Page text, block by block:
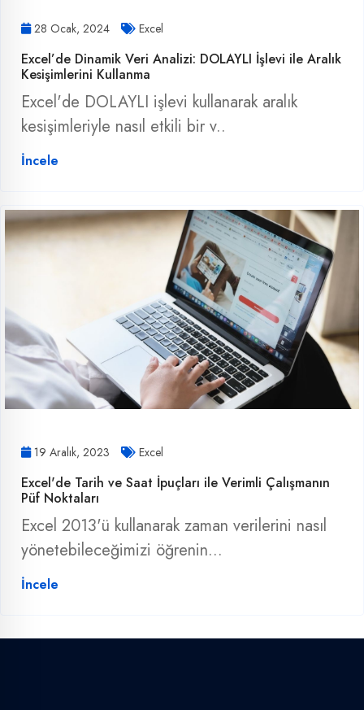
28 Ocak, 2024 Excel
Excel’de Dinamik Veri Analizi: DOLAYLI İşlevi ile Aralık
Kesişimlerini Kullanma
Excel'de DOLAYLI işlevi kullanarak aralık
kesişimleriyle nasıl etkili bir v..
İncele
19 Aralık, 2023 Excel
Excel'de Tarih ve Saat İpuçları ile Verimli Çalışmanın
Püf Noktaları
Excel 2013'ü kullanarak zaman verilerini nasıl
yönetebileceğimizi öğrenin...
İncele